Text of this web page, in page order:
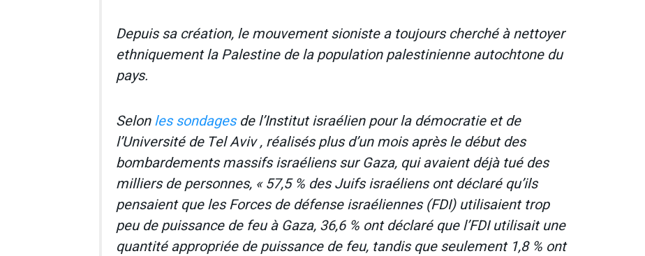
Depuis sa création, le mouvement sioniste a toujours cherché à nettoyer
ethniquement la Palestine de la population palestinienne autochtone du
pays.
Selonles sondagesde l’Institut israélien pour la démocratie et de
l’Université de Tel Aviv , réalisés plus d’un mois après le début des
bombardements massifs israéliens sur Gaza, qui avaient déjà tué des
milliers de personnes, « 57,5 ​​% des Juifs israéliens ont déclaré qu’ils
pensaient que les Forces de défense israéliennes (FDI) utilisaient trop
peu de puissance de feu à Gaza, 36,6 % ont déclaré que l’FDI utilisait une
quantité appropriée de puissance de feu, tandis que seulement 1,8 % ont